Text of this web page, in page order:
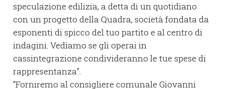
speculazione edilizia, a detta di un quotidiano
con un progetto della Quadra, società fondata da
esponenti di spicco del tuo partito e al centro di
indagini. Vediamo se gli operai in
cassintegrazione condivideranno le tue spese di
rappresentanza".
“Forniremo al consigliere comunale Giovanni